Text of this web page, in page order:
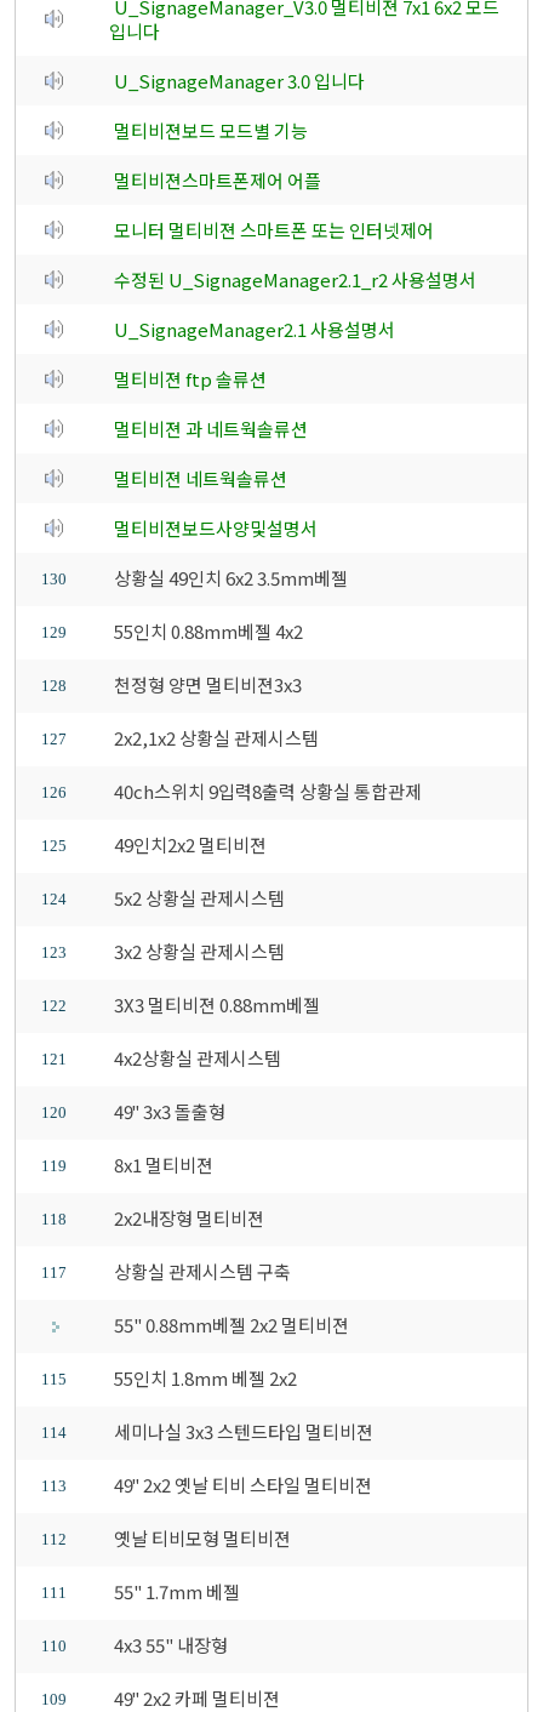
U_SignageManager_V3.0 멀티비젼 7x1 6x2 모드
입니다
U_SignageManager 3.0 입니다
멀티비젼보드 모드별 기능
멀티비젼스마트폰제어 어플
모니터 멀티비젼 스마트폰 또는 인터넷제어
수정된 U_SignageManager2.1_r2 사용설명서
U_SignageManager2.1 사용설명서
멀티비젼 ftp 솔류션
멀티비젼 과 네트웍솔류션
멀티비젼 네트웍솔류션
멀티비젼보드사양및설명서
130 상황실 49인치 6x2 3.5mm베젤
129 55인치 0.88mm베젤 4x2
128 천정형 양면 멀티비젼3x3
127 2x2,1x2 상황실 관제시스템
126 40ch스위치 9입력8출력 상황실 통합관제
125 49인치2x2 멀티비젼
124 5x2 상황실 관제시스템
123 3x2 상황실 관제시스템
122 3X3 멀티비젼 0.88mm베젤
121 4x2상황실 관제시스템
120 49" 3x3 돌출형
119 8x1 멀티비젼
118 2x2내장형 멀티비젼
117 상황실 관제시스템 구축
55" 0.88mm베젤 2x2 멀티비젼
115 55인치 1.8mm 베젤 2x2
114 세미나실 3x3 스텐드타입 멀티비젼
113 49" 2x2 옛날 티비 스타일 멀티비젼
112 옛날 티비모형 멀티비젼
111 55" 1.7mm 베젤
110 4x3 55" 내장형
109 49" 2x2 카페 멀티비젼